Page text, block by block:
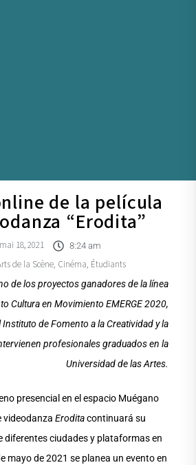
de la película
“Erodita”
mai 18, 2021 8:24 am
de la Scène, Cinéma, Étudiants
de los proyectos ganadores de la línea
Cultura en Movimiento EMERGE 2020,
de Fomento a la Creatividad y la
profesionales graduados en la
Universidad de las Artes.
presencial en el espacio Muégano
videodanza Eroditacontinuará su
diferentes ciudades y plataformas en
mayo de 2021 se planea un evento en